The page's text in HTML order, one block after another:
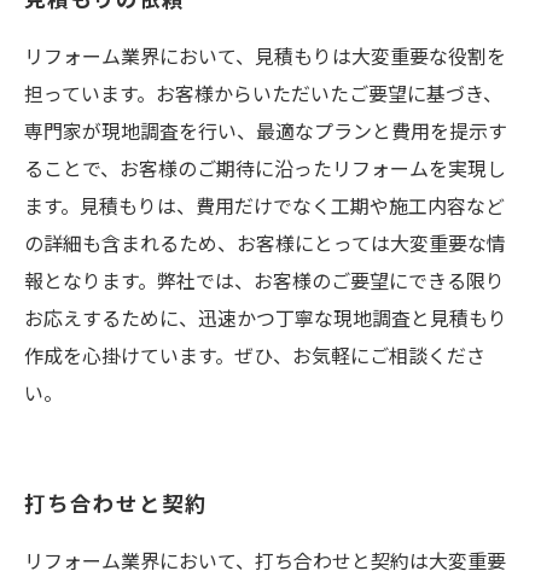
リフォーム業界において、見積もりは大変重要な役割を
担っています。お客様からいただいたご要望に基づき、
専門家が現地調査を行い、最適なプランと費用を提示す
ることで、お客様のご期待に沿ったリフォームを実現し
ます。見積もりは、費用だけでなく工期や施工内容など
の詳細も含まれるため、お客様にとっては大変重要な情
報となります。弊社では、お客様のご要望にできる限り
お応えするために、迅速かつ丁寧な現地調査と見積もり
作成を心掛けています。ぜひ、お気軽にご相談くださ
い。
打ち合わせと契約
リフォーム業界において、打ち合わせと契約は大変重要